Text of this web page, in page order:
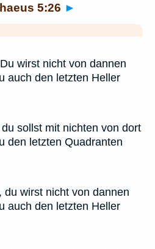
5:26 ►
wirst nicht von dannen
auch den letzten Heller
sollst mit nichten von dort
den letzten Quadranten
du wirst nicht von dannen
auch den letzten Heller